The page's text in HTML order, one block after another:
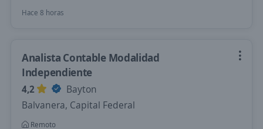
Hace 8 horas
Analista Contable Modalidad
Independiente
4,2
Bayton
Balvanera, Capital Federal
Remoto